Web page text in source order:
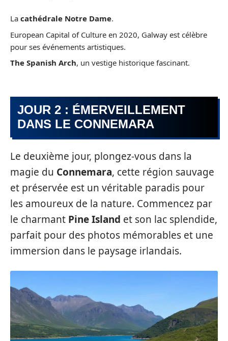
La cathédrale Notre Dame.
European Capital of Culture en 2020, Galway est célèbre
pour ses événements artistiques.
The Spanish Arch, un vestige historique fascinant.
JOUR 2 : ÉMERVEILLEMENT
DANS LE CONNEMARA
Le deuxième jour, plongez-vous dans la
magie du Connemara, cette région sauvage
et préservée est un véritable paradis pour
les amoureux de la nature. Commencez par
le charmant Pine Island et son lac splendide,
parfait pour des photos mémorables et une
immersion dans le paysage irlandais.